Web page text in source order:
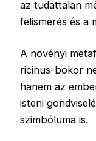
az tudattalan
felismerés és a
A növényi
ricinus-bokor
hanem az
isteni
szimbóluma is.